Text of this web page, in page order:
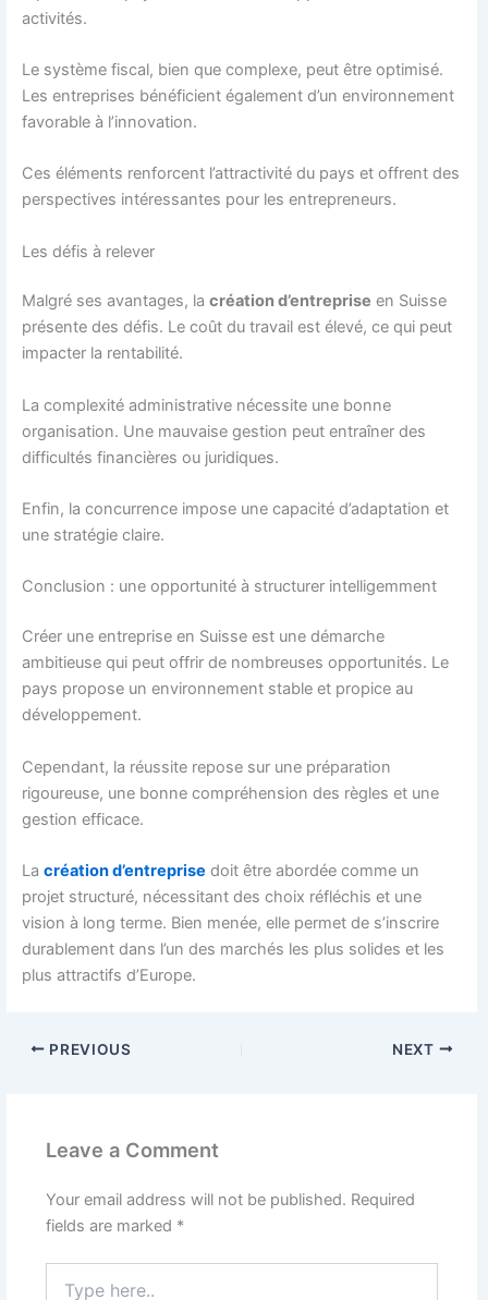
activités.
Le système fiscal, bien que complexe, peut être optimisé.
Les entreprises bénéficient également d’un environnement
favorable à l’innovation.
Ces éléments renforcent l’attractivité du pays et offrent des
perspectives intéressantes pour les entrepreneurs.
Les défis à relever
Malgré ses avantages, lacréation d’entreprise en Suisse
présente des défis. Le coût du travail est élevé, ce qui peut
impacter la rentabilité.
La complexité administrative nécessite une bonne
organisation. Une mauvaise gestion peut entraîner des
difficultés financières ou juridiques.
Enfin, la concurrence impose une capacité d’adaptation et
une stratégie claire.
Conclusion : une opportunité à structurer intelligemment
Créer une entreprise en Suisse est une démarche
ambitieuse qui peut offrir de nombreuses opportunités. Le
pays propose un environnement stable et propice au
développement.
Cependant, la réussite repose sur une préparation
rigoureuse, une bonne compréhension des règles et une
gestion efficace.
Lacréation d’entreprise doit être abordée comme un
projet structuré, nécessitant des choix réfléchis et une
vision à long terme. Bien menée, elle permet de s’inscrire
durablement dans l’un des marchés les plus solides et les
plus attractifs d’Europe.
PREVIOUS NEXT
Leave a Comment
Your email address will not be published. Required
fields are marked *
here..